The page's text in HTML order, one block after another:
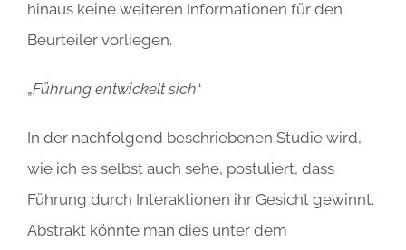
hinaus keine weiteren Informationen für den
Beurteiler vorliegen.
„Führung entwickelt sich“
In der nachfolgend beschriebenen Studie wird,
wie ich es selbst auch sehe, postuliert, dass
Führung durch Interaktionen ihr Gesicht gewinnt.
Abstrakt könnte man dies unter dem